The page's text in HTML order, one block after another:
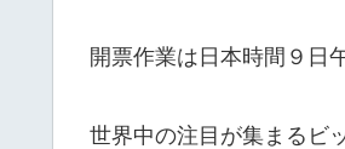
開票作業は日本時間９日
世界中の注目が集まるビ